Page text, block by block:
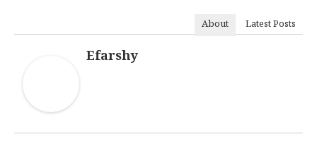
About Latest Posts
Efarshy